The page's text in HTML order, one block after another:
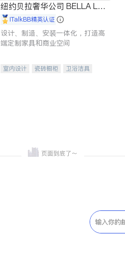
纽约贝拉奢华公司 BELLA LUX
E iTalkBB精英认证
设计、制造、安装一体化，打造高
端定制家具和商业空间
室内设计 瓷砖橱柜
卫浴洁具